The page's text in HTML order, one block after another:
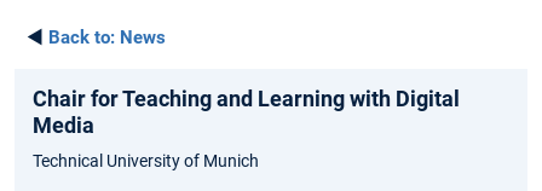
◄ Back to: News
Chair for Teaching and Learning with Digital
Media
Technical University of Munich